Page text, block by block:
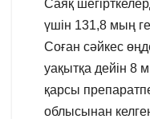
Саяқ
үшін 131,8 мың
Соған сәйкес
уақытқа дейін 8
қарсы
облысынан